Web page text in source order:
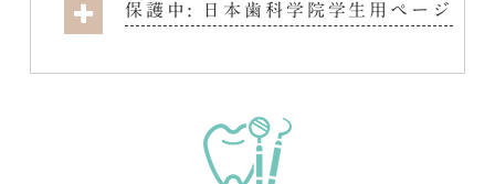
保護中: 日本歯科学院学生用ページ